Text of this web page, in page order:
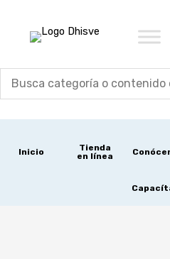
contenido
Inicio
Tienda
en línea